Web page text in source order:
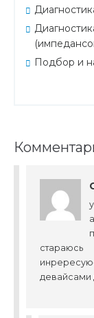
Подбор и
девайсами